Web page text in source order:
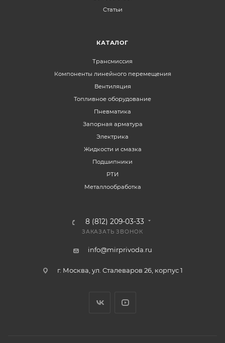
Статьи
КАТАЛОГ
Трансмиссия
Компоненты линейного перемещения
Вентиляция
Топливное оборудование
Пневматика
Запорная арматура
Электрика
Жидкости и смазка
Подшипники
РТИ
Металлообработка
8 (812) 209-03-33
ЗАКАЗАТЬ ЗВОНОК
info@mirprivoda.ru
г. Москва, ул. Сталеваров 26, корпус 1